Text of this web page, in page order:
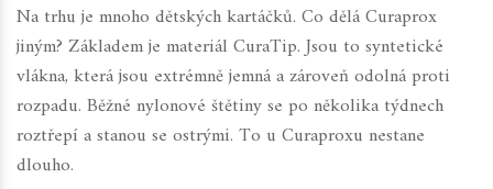
Na trhu je mnoho dětských kartáčků. Co dělá Curaprox
jiným? Základem je materiál CuraTip. Jsou to syntetické
vlákna, která jsou extrémně jemná a zároveň odolná proti
rozpadu. Běžné nylonové štětiny se po několika týdnech
roztřepí a stanou se ostrými. To u Curaproxu nestane
dlouho.